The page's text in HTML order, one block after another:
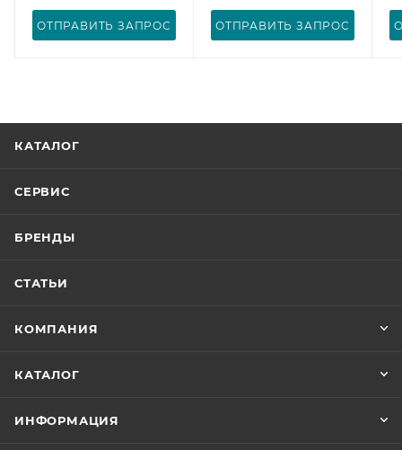
ОТПРАВИТЬ ЗАПРОС ОТПРАВИТЬ ЗАПРОС
КАТАЛОГ
СЕРВИС
БРЕНДЫ
СТАТЬИ
КОМПАНИЯ
КАТАЛОГ
ИНФОРМАЦИЯ